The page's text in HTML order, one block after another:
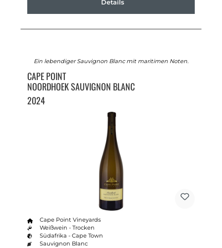
Details
Ein lebendiger Sauvignon Blanc mit maritimen Noten.
CAPE POINT
NOORDHOEK SAUVIGNON BLANC
2024
Cape Point Vineyards
Weißwein - Trocken
Südafrika - Cape Town
Sauvignon Blanc